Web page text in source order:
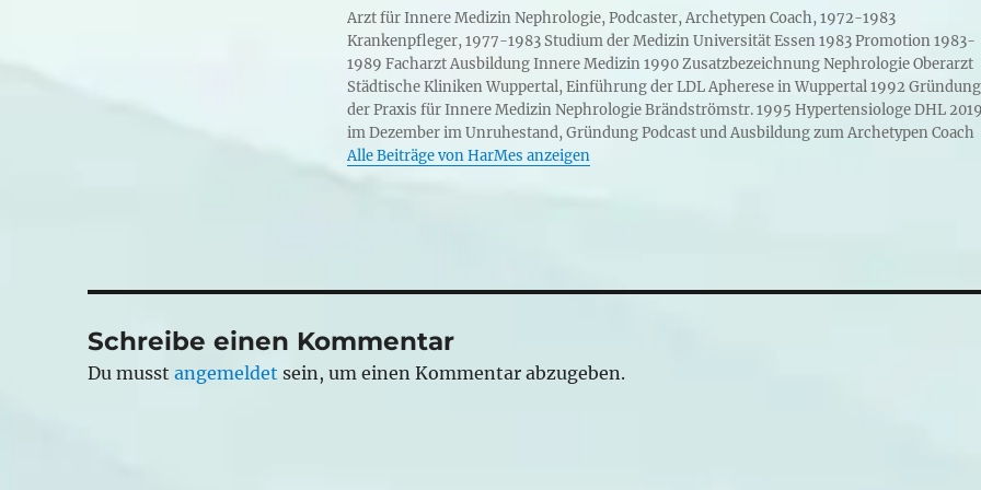
Arzt für Innere Medizin Nephrologie, Podcaster, Archetypen Coach, 1972-1983
Krankenpfleger, 1977-1983 Studium der Medizin Universität Essen 1983 Promotion 1983-
1989 Facharzt Ausbildung Innere Medizin 1990 Zusatzbezeichnung Nephrologie Oberarzt
Städtische Kliniken Wuppertal, Einführung der LDL Apherese in Wuppertal 1992 Gründung
der Praxis für Innere Medizin Nephrologie Brändströmstr. 1995 Hypertensiologe DHL
im Dezember im Unruhestand, Gründung Podcast und Ausbildung zum Archetypen Coach
Alle Beiträge von HarMes anzeigen
Schreibe einen Kommentar
Du musstangemeldet sein, um einen Kommentar abzugeben.